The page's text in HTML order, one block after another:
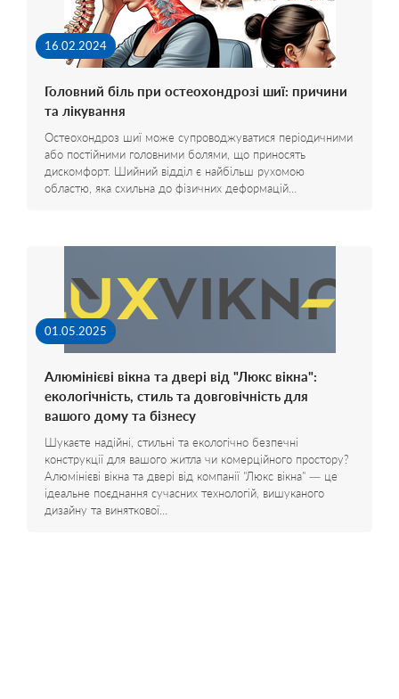
16.02.2024
Головний біль при остеохондрозі шиї: причини
та лікування
Остеохондроз шиї може супроводжуватися періодичними
або постійними головними болями, що приносять
дискомфорт. Шийний відділ є найбільш рухомою
областю, яка схильна до фізичних деформацій…
01.05.2025
Алюмінієві вікна та двері від "Люкс вікна":
екологічність, стиль та довговічність для
вашого дому та бізнесу
Шукаєте надійні, стильні та екологічно безпечні
конструкції для вашого житла чи комерційного простору?
Алюмінієві вікна та двері від компанії "Люкс вікна" — це
ідеальне поєднання сучасних технологій, вишуканого
дизайну та виняткової…